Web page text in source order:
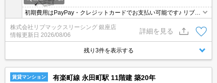
初期費用はPayPay・クレジットカードでお支払い可能です♪ リブマ
ックスなら仲介手数料が賃料の55％でお得です♪ 沿線や近隣エリア
の物件もまとめてご紹介いたします。ぜひお問合せ下さい☆
株式会社リブマックスリーシング 銀座店
情報更新日 2026/08/06
詳細を見る
残り3件を表示する
賃貸マンション 有楽町線 永田町駅 11階建 築20年